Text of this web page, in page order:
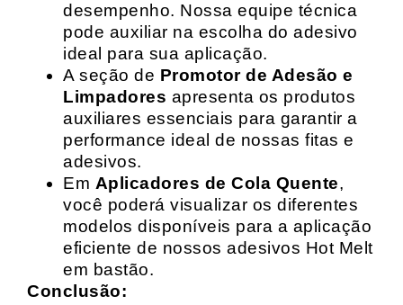
desempenho. Nossa equipe técnica
pode auxiliar na escolha do adesivo
ideal para sua aplicação.
A seção de Promotor de Adesão e
Limpadores apresenta os produtos
auxiliares essenciais para garantir a
performance ideal de nossas fitas e
adesivos.
Em Aplicadores de Cola Quente,
você poderá visualizar os diferentes
modelos disponíveis para a aplicação
eficiente de nossos adesivos Hot Melt
em bastão.
Conclusão: